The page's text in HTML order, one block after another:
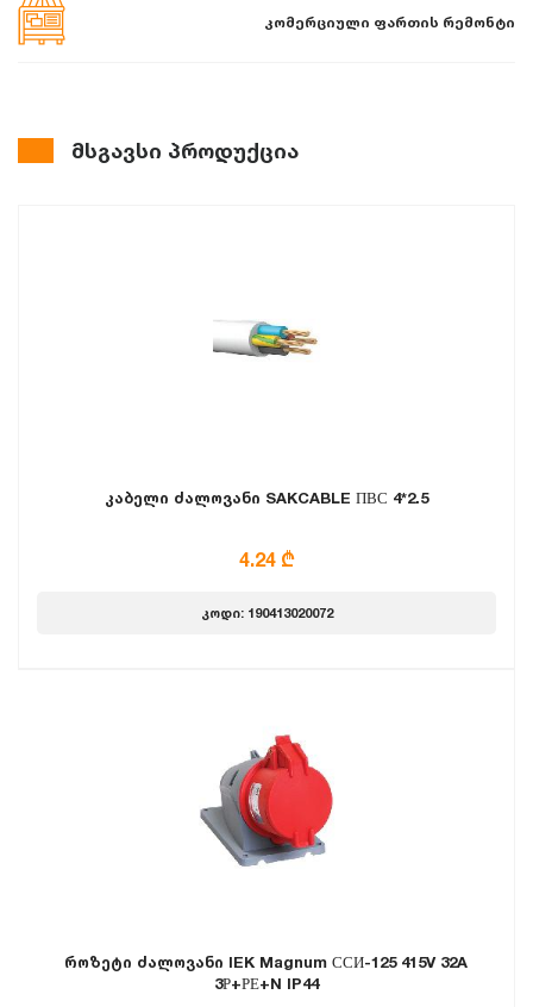
კომერციული ფართის რემონტი
მსგავსი პროდუქცია
კაბელი ძალოვანი SAKCABLE ПВС 4*2.5
4.24 ₾
კოდი: 190413020072
როზეტი ძალოვანი IEK Magnum ССИ-125 415V 32A
3Р+РЕ+N IP44